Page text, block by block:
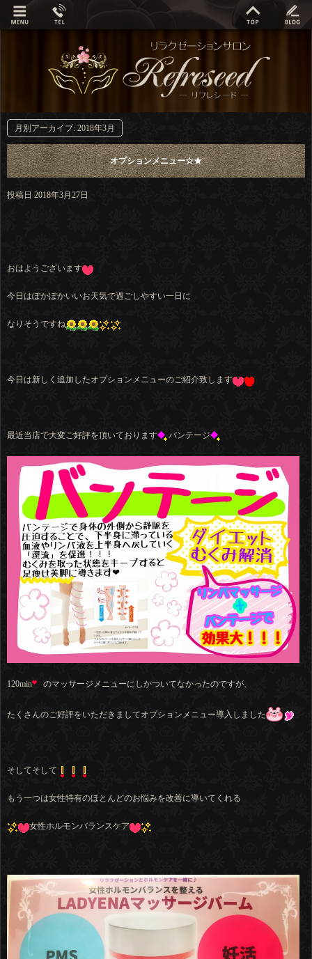
月別アーカイブ: 2018年3月
オプションメニュー☆★
投稿日 2018年3月27日
おはようございます
今日はぽかぽかいいお天気で過ごしやすい一日に
なりそうですね
今日は新しく追加したオプションメニューのご紹介致します
最近当店で大変ご好評を頂いております バンテージ
120min のマッサージメニューにしかついてなかったのですが、
たくさんのご好評をいただきましてオプションメニュー導入しました
そしてそして
もう一つは女性特有のほとんどのお悩みを改善に導いてくれる
女性ホルモンバランスケア